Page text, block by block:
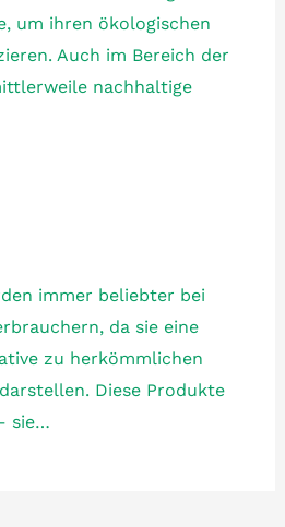
um ihren ökologischen
Auch im Bereich der
nachhaltige
immer beliebter bei
da sie eine
zu herkömmlichen
Diese Produkte
sie…